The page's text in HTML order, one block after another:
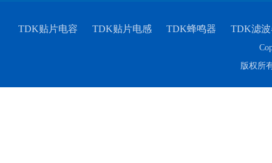
TDK贴片电容 TDK贴片电感 TDK蜂鸣器 TDK滤
版权所